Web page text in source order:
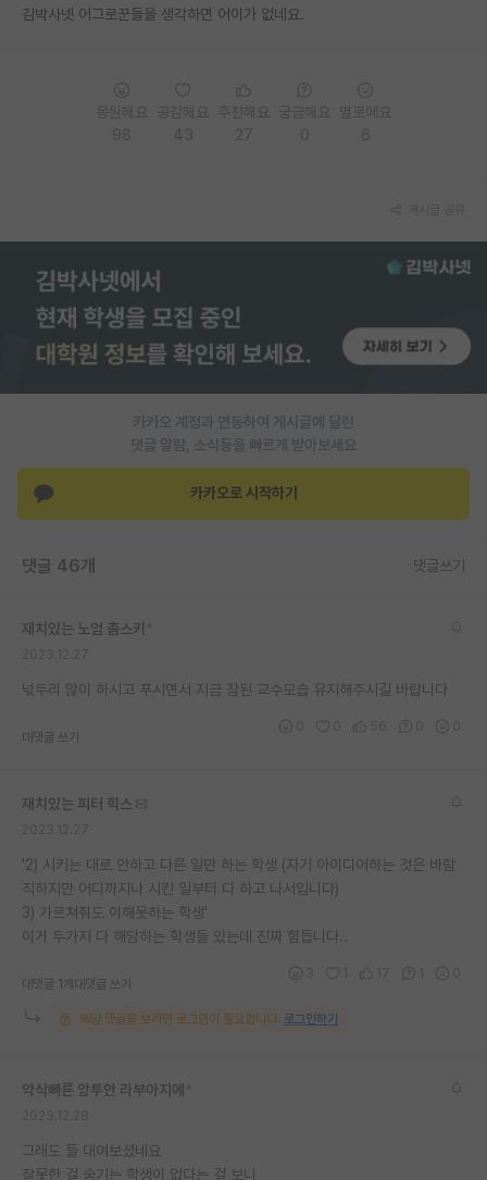
김박사넷 어그로꾼들을 생각하면 어이가 없네요.
카카오 계정과 연동하여 게시글에 달린
댓글 알람, 소식등을 빠르게 받아보세요
카카오로 시작하기
댓글 46개 댓글쓰기
재치있는 노엄 촘스키
넋두리 많이 하시고 푸시면서 지금 참된 교수모습 유지해주시길 바랍니다
대댓글 쓰기
재치있는 피터 힉스
'2) 시키는 대로 안하고 다른 일만 하는 학생 (자기 아이디어하는 것은 바람
직하지만 어디까지나 시킨 일부터 다 하고 나서입니다)
3) 가르쳐줘도 이해못하는 학생'
이거 두가지 다 해당하는 학생들 있는데 진짜 힘듭니다..
대댓글 1개 대댓글 쓰기
해당 댓글을 보려면 로그인이 필요합니다. 로그인하기
약삭빠른 앙투안 라부아지에
그래도 들 대여보셨네요
잘못한 걸 숨기는 학생이 없다는 걸 보니